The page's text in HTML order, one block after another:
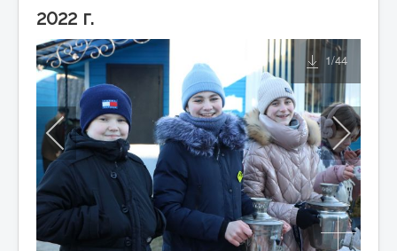
2022 г.
1/44